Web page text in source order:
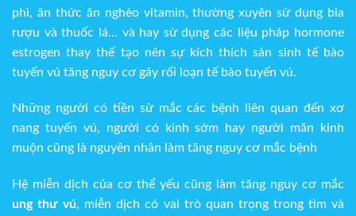
phì, ăn thức ăn nghèo vitamin, thường xuyên sử dụng bia
rượu và thuốc lá… và hay sử dụng các liệu pháp hormone
estrogen thay thế tạo nên sự kích thích sản sinh tế bào
tuyến vú tăng nguy cơ gây rối loạn tế bào tuyến vú.
Những người có tiền sử mắc các bệnh liên quan đến xơ
nang tuyến vú, người có kinh sớm hay người mãn kinh
muộn cũng là nguyên nhân làm tăng nguy cơ mắc bệnh
Hệ miễn dịch của cơ thể yếu cũng làm tăng nguy cơ mắc
ung thư vú, miễn dịch có vai trò quan trọng trong tìm và